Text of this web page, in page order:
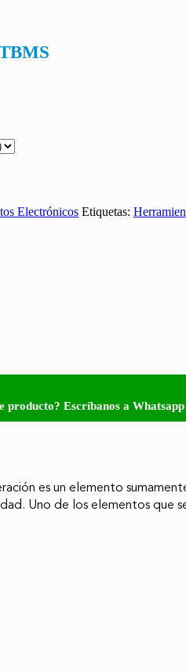
Electrónicos Etiquetas:
producto? Escríbanos a Whatsapp
es un elemento
Uno de los elementos